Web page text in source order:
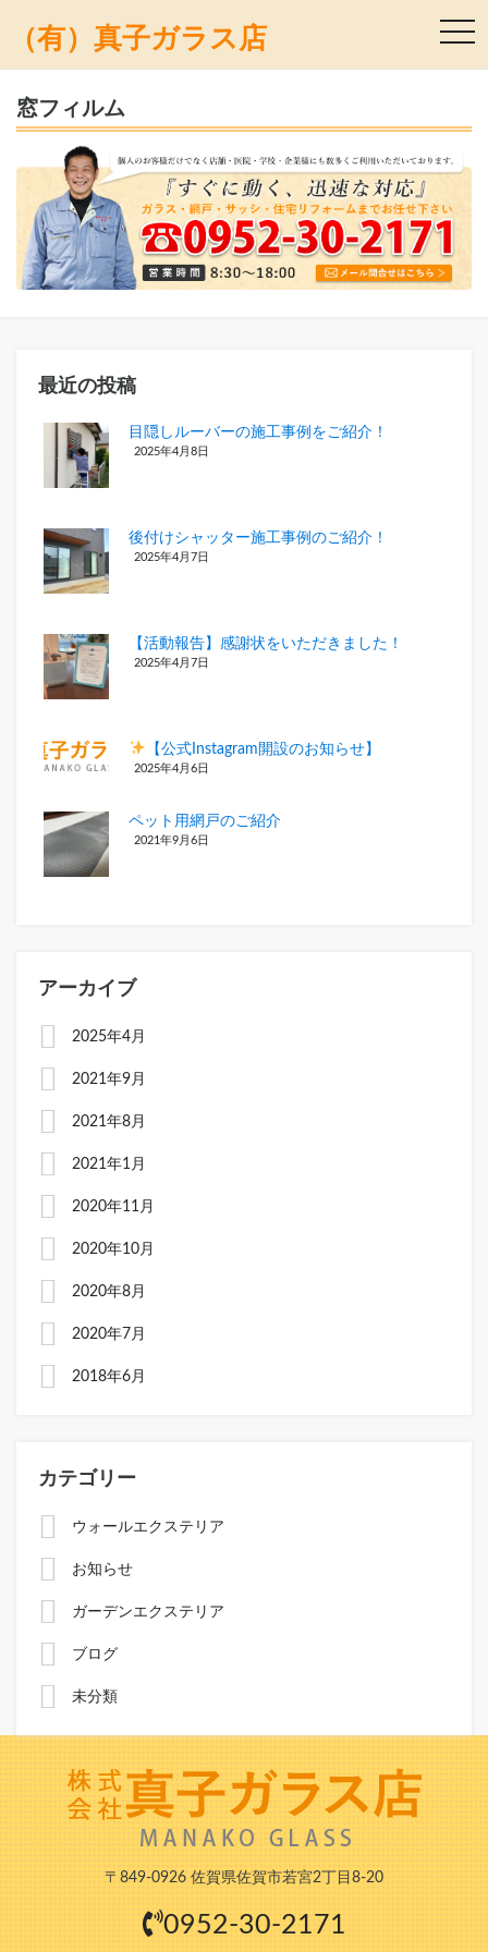
（有）真子ガラス店
窓フィルム
最近の投稿
目隠しルーバーの施工事例をご紹介！
2025年4月8日
後付けシャッター施工事例のご紹介！
2025年4月7日
【活動報告】感謝状をいただきました！
2025年4月7日
【公式Instagram開設のお知らせ】
2025年4月6日
ペット用網戸のご紹介
2021年9月6日
アーカイブ
2025年4月
2021年9月
2021年8月
2021年1月
2020年11月
2020年10月
2020年8月
2020年7月
2018年6月
カテゴリー
ウォールエクステリア
お知らせ
ガーデンエクステリア
ブログ
未分類
〒849-0926 佐賀県佐賀市若宮2丁目8-20
0952-30-2171